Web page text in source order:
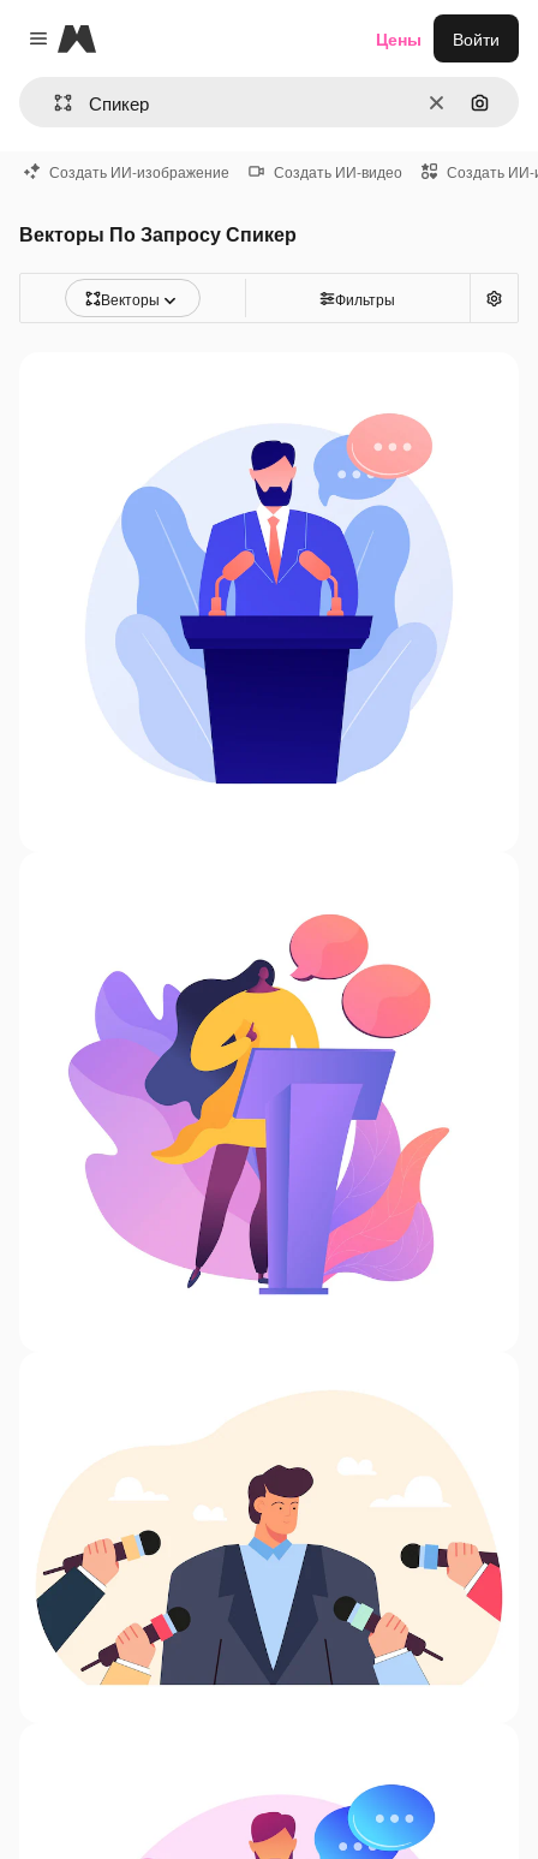
Close menu
Magnific
ОчиститьПоиск
Цены Войти
Создать ИИ-изображение Создать ИИ-видео Создать ИИ-
Векторы По Запросу Спикер
Векторы Фильтры